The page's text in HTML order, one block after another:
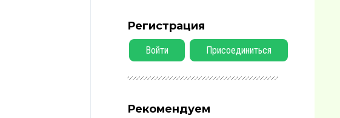
Регистрация
Войти Присоединиться
Рекомендуем